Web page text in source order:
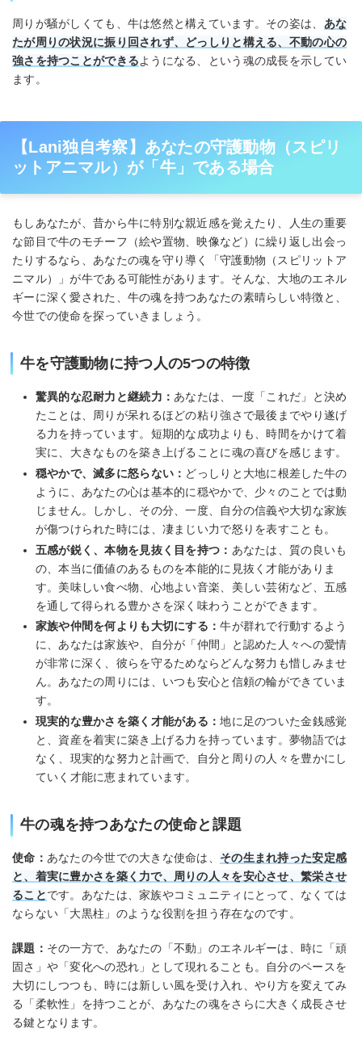
周りが騒がしくても、牛は悠然と構えています。その姿は、 あな
たが周りの状況に振り回されず、どっしりと構える、不動の心の
強さを持つことができるようになる、という魂の成長を示してい
ます。
【Lani独自考察】あなたの守護動物（スピリ
ットアニマル）が「牛」である場合
もしあなたが、昔から牛に特別な親近感を覚えたり、人生の重要
な節目で牛のモチーフ（絵や置物、映像など）に繰り返し出会っ
たりするなら、あなたの魂を守り導く「守護動物（スピリットア
ニマル）」が牛である可能性があります。そんな、大地のエネル
ギーに深く愛された、牛の魂を持つあなたの素晴らしい特徴と、
今世での使命を探っていきましょう。
牛を守護動物に持つ人の5つの特徴
驚異的な忍耐力と継続力： あなたは、一度「これだ」と決め
たことは、周りが呆れるほどの粘り強さで最後までやり遂げ
る力を持っています。短期的な成功よりも、時間をかけて着
実に、大きなものを築き上げることに魂の喜びを感じます。
穏やかで、滅多に怒らない： どっしりと大地に根差した牛の
ように、あなたの心は基本的に穏やかで、少々のことでは動
じません。しかし、その分、一度、自分の信義や大切な家族
が傷つけられた時には、凄まじい力で怒りを表すことも。
五感が鋭く、本物を見抜く目を持つ： あなたは、質の良いも
の、本当に価値のあるものを本能的に見抜く才能がありま
す。美味しい食べ物、心地よい音楽、美しい芸術など、五感
を通して得られる豊かさを深く味わうことができます。
家族や仲間を何よりも大切にする：牛が群れで行動するよう
に、あなたは家族や、自分が「仲間」と認めた人々への愛情
が非常に深く、彼らを守るためならどんな努力も惜しみませ
ん。あなたの周りには、いつも安心と信頼の輪ができていま
す。
現実的な豊かさを築く才能がある：地に足のついた金銭感覚
と、資産を着実に築き上げる力を持っています。夢物語では
なく、現実的な努力と計画で、自分と周りの人々を豊かにし
ていく才能に恵まれています。
牛の魂を持つあなたの使命と課題
使命： あなたの今世での大きな使命は、 その生まれ持った安定感
と、着実に豊かさを築く力で、周りの人々を安心させ、繁栄させ
ることです。あなたは、家族やコミュニティにとって、なくては
ならない「大黒柱」のような役割を担う存在なのです。
課題： その一方で、あなたの「不動」のエネルギーは、時に「頑
固さ」や「変化への恐れ」として現れることも。自分のペースを
大切にしつつも、時には新しい風を受け入れ、やり方を変えてみ
る「柔軟性」を持つことが、あなたの魂をさらに大きく成長させ
る鍵となります。